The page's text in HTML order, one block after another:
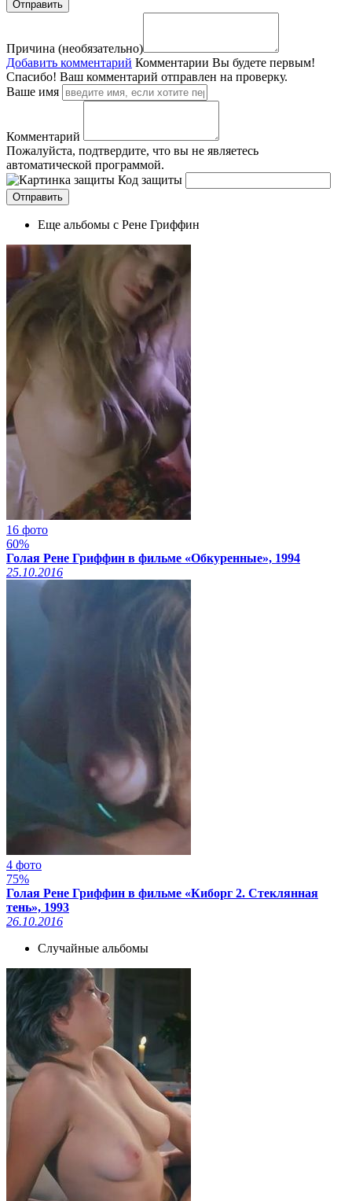
Причина (необязательно)
Добавить комментарий Комментарии Вы будете первым!
Спасибо! Ваш комментарий отправлен на проверку.
Ваше имя
Комментарий
Пожалуйста, подтвердите, что вы не являетесь
автоматической программой.
Код защиты
Еще альбомы с Рене Гриффин
16 фото
60%
Голая Рене Гриффин в фильме «Обкуренные», 1994
25.10.2016
4 фото
75%
Голая Рене Гриффин в фильме «Киборг 2. Стеклянная
тень», 1993
26.10.2016
Случайные альбомы